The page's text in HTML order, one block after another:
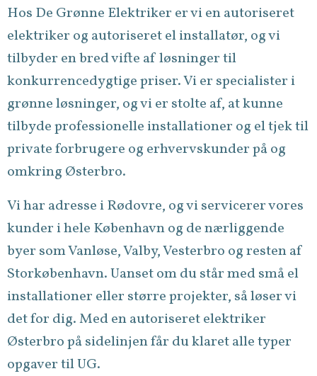
Hos De Grønne Elektriker er vi en autoriseret
elektriker og autoriseret el installatør, og vi
tilbyder en bred vifte af løsninger til
konkurrencedygtige priser. Vi er specialister i
grønne løsninger, og vi er stolte af, at kunne
tilbyde professionelle installationer og el tjek til
private forbrugere og erhvervskunder på og
omkring Østerbro.
Vi har adresse i Rødovre, og vi servicerer vores
kunder i hele København og de nærliggende
byer som Vanløse, Valby, Vesterbro og resten af
Storkøbenhavn. Uanset om du står med små el
installationer eller større projekter, så løser vi
det for dig. Med en autoriseret elektriker
Østerbro på sidelinjen får du klaret alle typer
opgaver til UG.